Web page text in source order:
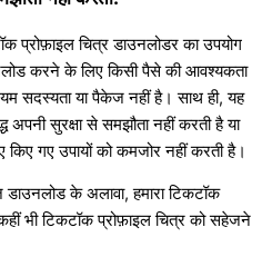
प्रोफ़ाइल चित्र डाउनलोडर का उपयोग
करने के लिए किसी पैसे की आवश्यकता
सदस्यता या पैकेज नहीं है। साथ ही, यह
सुरक्षा से समझौता नहीं करती है या
किए गए उपायों को कमजोर नहीं करती है।
के अलावा, हमारा टिकटॉक
भी टिकटॉक प्रोफ़ाइल चित्र को सहेजने